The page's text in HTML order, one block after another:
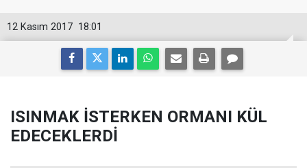
18:01
12 Kasım 2017
ISINMAK İSTERKEN ORMANI KÜL
EDECEKLERDİ